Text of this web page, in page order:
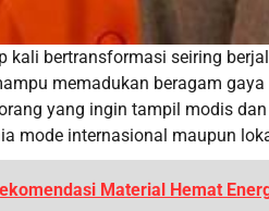
kali bertransformasi seiring
memadukan beragam
yang ingin tampil modis
mode internasional maupun
Material Hemat